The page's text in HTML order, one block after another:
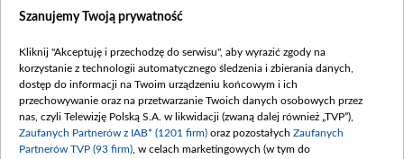
Dostępność
Procedura zgłoszeń wewnętrznych
Szanujemy Twoją prywatność
Kliknij "Akceptuję i przechodzę do serwisu", aby wyrazić zgody na
korzystanie z technologii automatycznego śledzenia i zbierania danych,
dostęp do informacji na Twoim urządzeniu końcowym i ich
przechowywanie oraz na przetwarzanie Twoich danych osobowych przez
nas, czyli Telewizję Polską S.A. w likwidacji (zwaną dalej również „TVP”),
Zaufanych Partnerów z IAB* (1201 firm) oraz pozostałych Zaufanych
Partnerów TVP (93 firm) , w celach marketingowych (w tym do